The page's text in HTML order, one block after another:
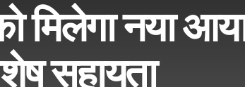
मिलेगा नया
सहायता